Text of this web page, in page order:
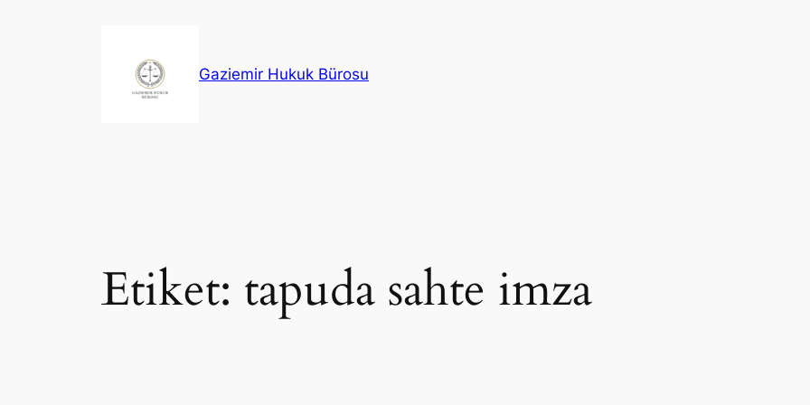
Gaziemir Hukuk Bürosu
Etiket: tapuda sahte imza